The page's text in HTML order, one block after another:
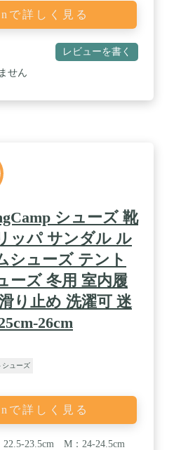
で詳しく見る
レビューを書く
せん
シューズ 靴
ッパ サンダル ル
シューズ テント
ーズ 冬用 室内履
り止め 洗濯可 迷
26cm
シューズ
で詳しく見る
22.5-23.5cm M：24-24.5cm